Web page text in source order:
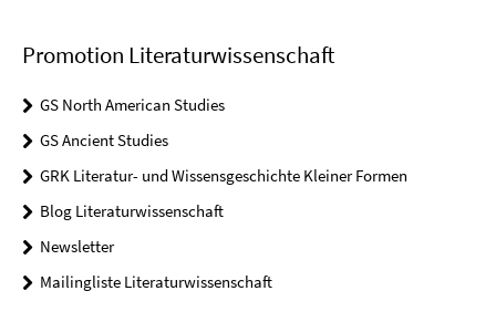
Promotion Literaturwissenschaft
GS North American Studies
GS Ancient Studies
GRK Literatur- und Wissensgeschichte Kleiner Formen
Blog Literaturwissenschaft
Newsletter
Mailingliste Literaturwissenschaft